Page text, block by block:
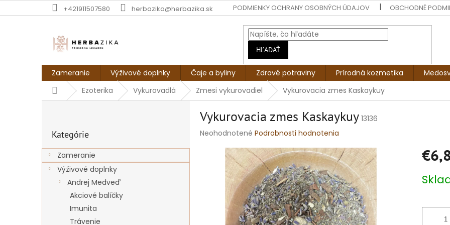
na
+421911507580 herbazika@herbazika.sk PODMIENKY OCHRANY OSOBNÝCH ÚDAJOV OBCHODNÉ
HĽADAŤ
Zameranie Výživové doplnky Čaje a byliny Zdravé potraviny Prírodná kozmetika
DomovEzoterika Vykurovadlá Zmesi vykurovadiel Vykurovacia zmes Kaskaykuy
ý
p
kategórie
Kategórie
Zameranie
Výživové doplnky
Andrej Medveď
Akciové balíčky
Imunita
Trávenie
Vykurovacia zmes Kaskaykuy 13136
Priemerné
produktu
hviezdičiek.
Neohodnotené Podrobnosti hodnotenia
cena: